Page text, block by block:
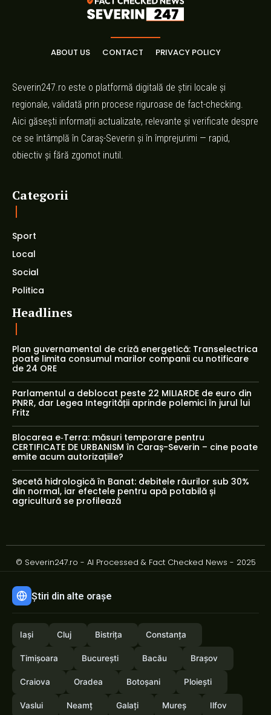
ABOUT US CONTACT PRIVACY POLICY
Severin247.ro este o platformă digitală de știri locale și
regionale, validată prin procese riguroase de fact-checking.
Aici găsești informații actualizate, relevante și verificate despre
ce se întâmplă în Caraș-Severin și în împrejurimi — rapid,
obiectiv și fără zgomot inutil.
Categorii
Sport
Local
Social
Politica
Headlines
Plan guvernamental de criză energetică: Transelectrica
poate limita consumul marilor companii cu notificare
de 24 ORE
Parlamentul a deblocat peste 22 MILIARDE de euro din
PNRR, dar Legea Integrității aprinde polemici în jurul lui
Fritz
Blocarea e‑Terra: măsuri temporare pentru
CERTIFICATE DE URBANISM în Caraș-Severin – cine poate
emite acum autorizațiile?
Secetă hidrologică în Banat: debitele râurilor sub 30%
din normal, iar efectele pentru apă potabilă și
agricultură se profilează
© Severin247.ro - AI Processed & Fact Checked News - 2025
Știri din alte orașe
Iași Cluj Bistrița Constanța
Timișoara București Bacău Brașov
Craiova Oradea Botoșani Ploiești
Vaslui Neamț Galați Mureș Ilfov